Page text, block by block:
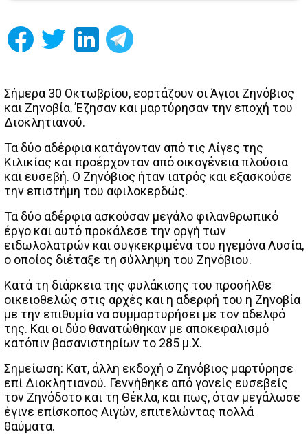
Σήμερα 30 Οκτωβρίου, εορτάζουν οι Άγιοι Ζηνόβιος
και Ζηνοβία. Έζησαν και μαρτύρησαν την εποχή του
Διοκλητιανού.
Τα δύο αδέρφια κατάγονταν από τις Αίγες της
Κιλικίας και προέρχονταν από οικογένεια πλούσια
και ευσεβή. Ο Ζηνόβιος ήταν ιατρός και εξασκούσε
την επιστήμη του αφιλοκερδώς.
Τα δύο αδέρφια ασκούσαν μεγάλο φιλανθρωπικό
έργο και αυτό προκάλεσε την οργή των
ειδωλολατρών και συγκεκριμένα του ηγεμόνα Λυσία,
ο οποίος διέταξε τη σύλληψη του Ζηνόβιου.
Κατά τη διάρκεια της φυλάκισης του προσήλθε
οικειοθελώς στις αρχές και η αδερφή του η Ζηνοβία
με την επιθυμία να συμμαρτυρήσει με τον αδελφό
της. Και οι δύο θανατώθηκαν με αποκεφαλισμό
κατόπιν βασανιστηρίων το 285 μ.Χ.
Σημείωση: Κατ, άλλη εκδοχή ο Ζηνόβιος μαρτύρησε
επί Διοκλητιανού. Γεννήθηκε από γονείς ευσεβείς
τον Ζηνόδοτο και τη Θέκλα, και πως, όταν μεγάλωσε
έγινε επίσκοπος Αιγών, επιτελώντας πολλά
θαύματα.